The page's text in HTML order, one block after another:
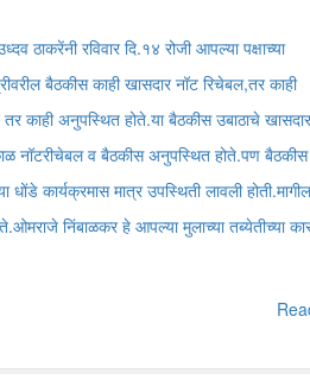
रविवार दि.१४ रोजी आपल्या पक्षाच्या
बैठकीस काही खासदार नॉट रिचेबल,तर काही
काही अनुपस्थित होते.या बैठकीस उबाठाचे
नॉटरीचेबल व बैठकीस अनुपस्थित होते.पण
कार्यक्रमास मात्र उपस्थिती लावली
निंबाळकर हे आपल्या मुलाच्या तब्येतीच्या